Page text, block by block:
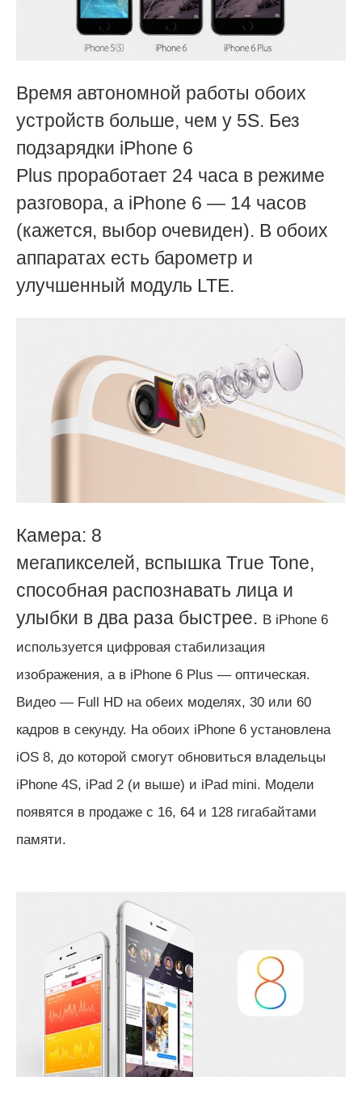
Время автономной работы обоих
устройств больше, чем у 5S. Без
подзарядки iPhone 6
Plus проработает 24 часа в режиме
разговора, а iPhone 6 — 14 часов
(кажется, выбор очевиден). В обоих
аппаратах есть барометр и
улучшенный модуль LTE.
Камера: 8
мегапикселей, вспышка True Tone,
способная распознавать лица и
улыбки в два раза быстрее. В iPhone 6
используется цифровая стабилизация
изображения, а в iPhone 6 Plus — оптическая.
Видео — Full HD на обеих моделях, 30 или 60
кадров в секунду. На обоих iPhone 6 установлена
iOS 8, до которой смогут обновиться владельцы
iPhone 4S, iPad 2 (и выше) и iPad mini. Модели
появятся в продаже с 16, 64 и 128 гигабайтами
памяти.